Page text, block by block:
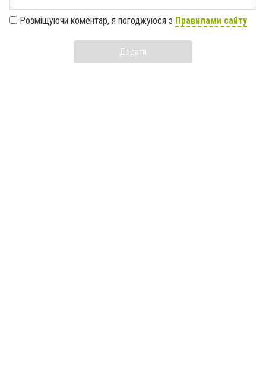
Розміщуючи коментар, я погоджуюся з Правилами сайту
Додати